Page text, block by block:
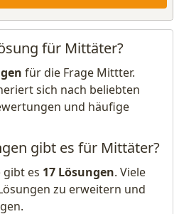
für Mittäter?
für die Frage Mittter.
sich nach beliebten
und häufige
gibt es für Mittäter?
es 17 Lösungen. Viele
zu erweitern und